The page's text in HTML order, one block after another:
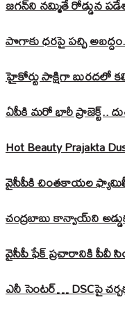
జగన్‌ని నమ్మితే రోడ్డున
పొగాకు ధరపై పచ్చి
హైకోర్టు సాక్షిగా బురదలో
ఏపీకి మరో భారీ ప్రాజెక్ట్..
Hot Beauty Prajakta
వైసీపీకి చింతకాయల ఫ్యామిలీ
చంద్రబాబు కాన్వాయ్‌ని
వైసీపీ ఫేక్ ప్రచారానికి పీవీ
ఎనీ సెంటర్‌… DSCపై